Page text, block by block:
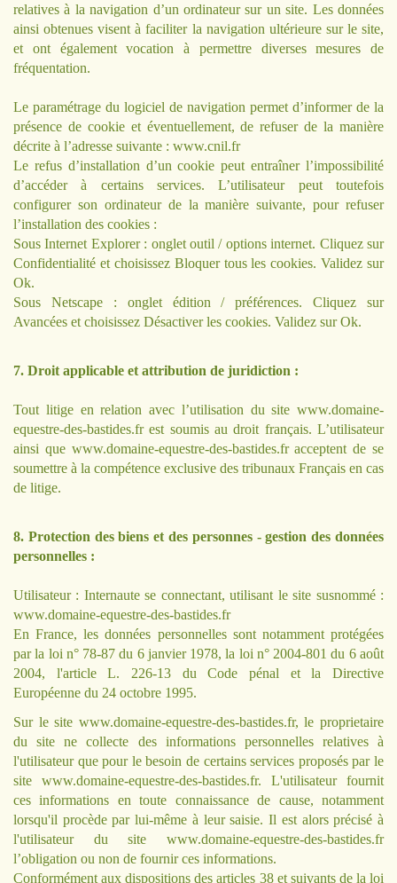
relatives à la navigation d’un ordinateur sur un site. Les données
ainsi obtenues visent à faciliter la navigation ultérieure sur le site,
et ont également vocation à permettre diverses mesures de
fréquentation.
Le paramétrage du logiciel de navigation permet d’informer de la
présence de cookie et éventuellement, de refuser de la manière
décrite à l’adresse suivante : www.cnil.fr
Le refus d’installation d’un cookie peut entraîner l’impossibilité
d’accéder à certains services. L’utilisateur peut toutefois
configurer son ordinateur de la manière suivante, pour refuser
l’installation des cookies :
Sous Internet Explorer : onglet outil / options internet. Cliquez sur
Confidentialité et choisissez Bloquer tous les cookies. Validez sur
Ok.
Sous Netscape : onglet édition / préférences. Cliquez sur
Avancées et choisissez Désactiver les cookies. Validez sur Ok.
7. Droit applicable et attribution de juridiction :
Tout litige en relation avec l’utilisation du site www.domaine-
equestre-des-bastides.frest soumis au droit français. L’utilisateur
ainsi que www.domaine-equestre-des-bastides.fracceptent de se
soumettre à la compétence exclusive des tribunaux Français en cas
de litige.
8. Protection des biens et des personnes - gestion des données
personnelles :
Utilisateur : Internaute se connectant, utilisant le site susnommé :
www.domaine-equestre-des-bastides.fr
En France, les données personnelles sont notamment protégées
par la loi n° 78-87 du 6 janvier 1978, la loi n° 2004-801 du 6 août
2004, l'article L. 226-13 du Code pénal et la Directive
Européenne du 24 octobre 1995.
Sur le site www.domaine-equestre-des-bastides.fr, le proprietaire
du site ne collecte des informations personnelles relatives à
l'utilisateur que pour le besoin de certains services proposés par le
site www.domaine-equestre-des-bastides.fr. L'utilisateur fournit
ces informations en toute connaissance de cause, notamment
lorsqu'il procède par lui-même à leur saisie. Il est alors précisé à
l'utilisateur du site www.domaine-equestre-des-bastides.fr
l’obligation ou non de fournir ces informations.
Conformément aux dispositions des articles 38 et suivants de la loi